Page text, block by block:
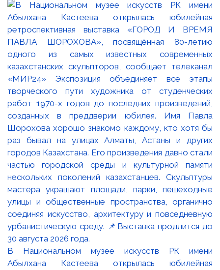
В Национальном музее искусств РК имени
Абылхана Кастеева открылась юбилейная